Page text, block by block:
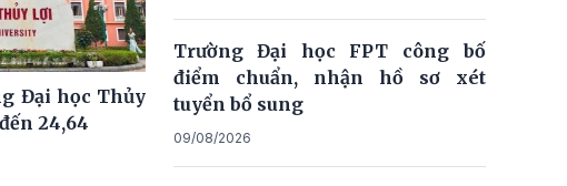
Đại học Thủy
24,64
Trường Đại học FPT công bố
điểm chuẩn, nhận hồ sơ xét
tuyển bổ sung
09/08/2026